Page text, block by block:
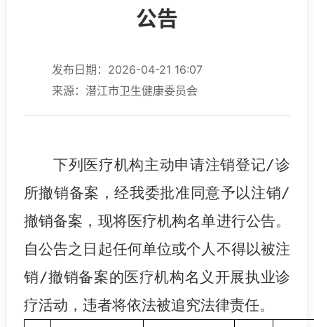
公告
发布日期：2026-04-21 16:07
来源：潜江市卫生健康委员会
下列医疗机构主动申请注销登记/诊
所撤销备案，经我委批准同意予以注销/
撤销备案，现将医疗机构名单进行公告。
自公告之日起任何单位或个人不得以被注
销/撤销备案的医疗机构名义开展执业诊
疗活动，违者将依法被追究法律责任。